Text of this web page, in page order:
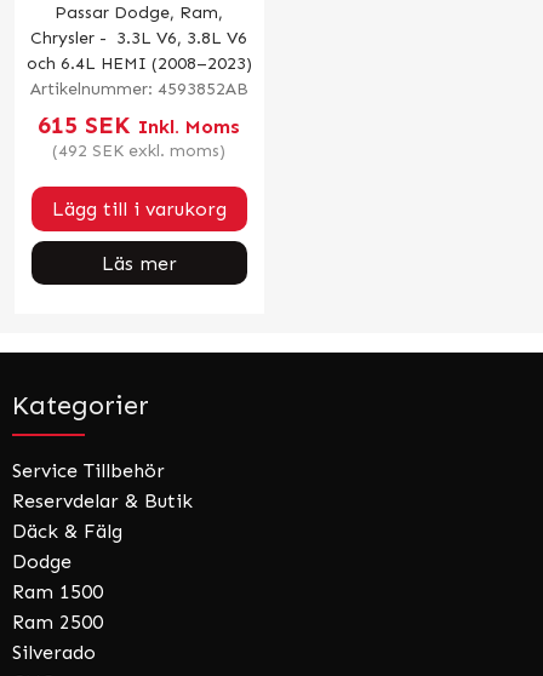
Passar Dodge, Ram,
Chrysler - 3.3L V6, 3.8L V6
och 6.4L HEMI (2008–2023)
Artikelnummer: 4593852AB
615 SEK Inkl. Moms
(492 SEK exkl. moms)
Lägg till i varukorg
Läs mer
Kategorier
Service Tillbehör
Reservdelar & Butik
Däck & Fälg
Dodge
Ram 1500
Ram 2500
Silverado